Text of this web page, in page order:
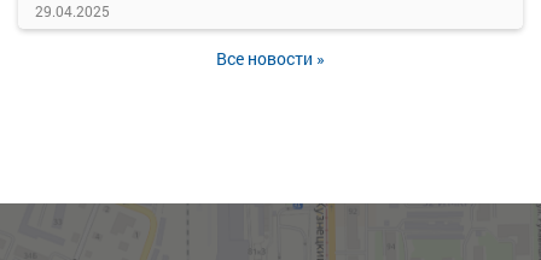
29.04.2025
Все новости »